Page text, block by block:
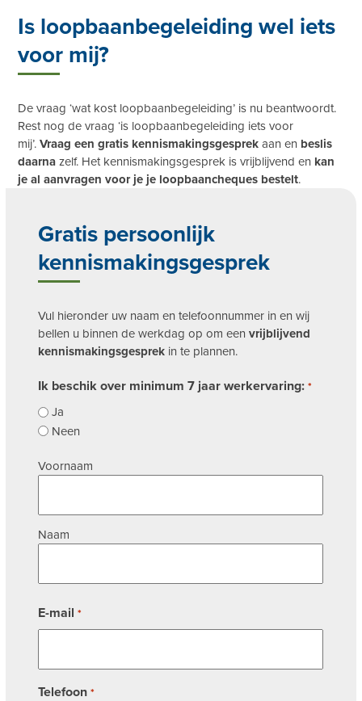
Is loopbaanbegeleiding wel iets
voor mij?
De vraag ‘wat kost loopbaanbegeleiding’ is nu beantwoordt.
Rest nog de vraag ‘is loopbaanbegeleiding iets voor
mij’.Vraag een gratis kennismakingsgesprek aan en beslis
daarna zelf. Het kennismakingsgesprek is vrijblijvend en kan
je al aanvragen voor je je loopbaancheques bestelt.
Gratis persoonlijk
kennismakingsgesprek
Vul hieronder uw naam en telefoonnummer in en wij
bellen u binnen de werkdag op om eenvrijblijvend
kennismakingsgesprek in te plannen.
Ik beschik over minimum 7 jaar werkervaring: *
Ja
Neen
Naam
Voornaam
Naam
E-mail *
Telefoon *